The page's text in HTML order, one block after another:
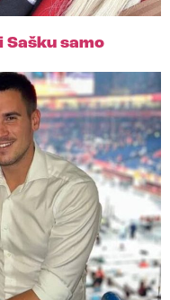
Sašku samo